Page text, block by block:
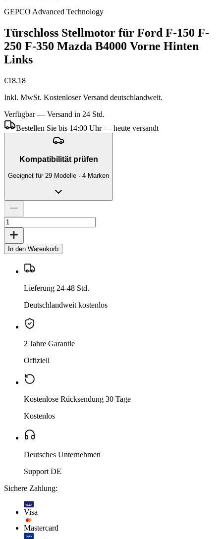
GEPCO Advanced Technology
Türschloss Stellmotor für Ford F-150 F-
250 F-350 Mazda B4000 Vorne Hinten
Links
€18.18
Inkl. MwSt. Kostenloser Versand deutschlandweit.
Verfügbar — Versand in 24 Std.
Bestellen Sie bis 14:00 Uhr — heute versandt
Kompatibilität prüfen
Geeignet für 29 Modelle · 4 Marken
In den Warenkorb
Lieferung 24-48 Std.
Deutschlandweit kostenlos
2 Jahre Garantie
Offiziell
Kostenlose Rücksendung 30 Tage
Kostenlos
Deutsches Unternehmen
Support DE
Sichere Zahlung:
VISA
Visa
Mastercard
PayPal